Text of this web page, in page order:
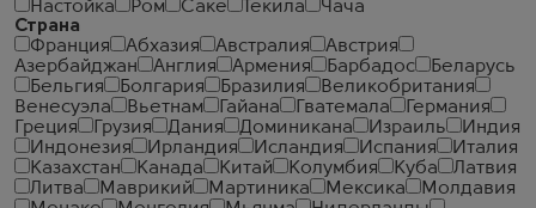
Настойка
Ром Саке Текила
Чача
Страна
Франция
Абхазия Австралия
Австрия
Азербайджан
Англия Армения Барбадос
Беларусь
Бельгия
Болгария Бразилия
Великобритания
Венесуэла
Вьетнам Гайана Гватемала
Германия
Греция
Грузия Дания Доминикана Израиль
Индия
Индонезия
Ирландия Исландия Испания
Италия
Казахстан
Канада Китай Колумбия Куба
Латвия
Литва
Маврикий Мартиника Мексика
Молдавия